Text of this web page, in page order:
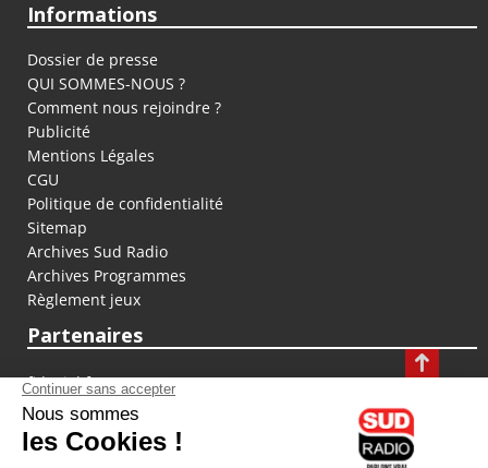
Informations
Dossier de presse
QUI SOMMES-NOUS ?
Comment nous rejoindre ?
Publicité
Mentions Légales
CGU
Politique de confidentialité
Sitemap
Archives Sud Radio
Archives Programmes
Règlement jeux
Partenaires
fiducial.fr
lyoncapitale.fr
olympique-et-lyonnais.com